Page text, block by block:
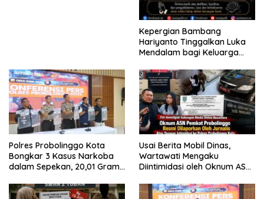
Kepergian Bambang
Hariyanto Tinggalkan Luka
Mendalam bagi Keluarga
Polres Probolinggo Kota
Bongkar 3 Kasus Narkoba
dalam Sepekan, 20,01 Gram
Usai Berita Mobil Dinas,
Wartawati Mengaku
Diintimidasi oleh Oknum ASN
Tempuh Jalur Hukum